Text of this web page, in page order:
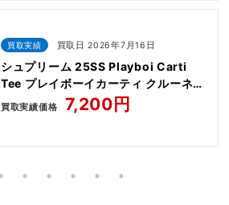
買取実績 買取日 2026年7月16日
シュプリーム 25SS Playboi Carti
Tee プレイボーイカーティ クルーネッ
ク 半袖 Tシャツ
買取実績価格 7,200円